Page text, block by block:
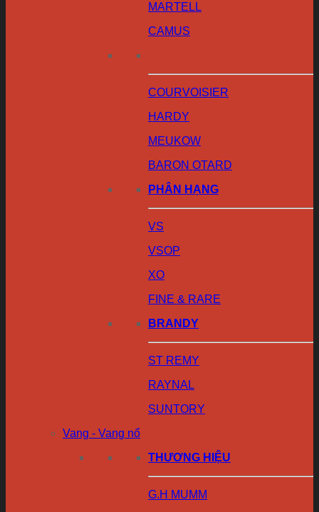
MARTELL
CAMUS
COURVOISIER
HARDY
MEUKOW
BARON OTARD
PHÂN HẠNG
VS
VSOP
XO
FINE & RARE
BRANDY
ST REMY
RAYNAL
SUNTORY
Vang - Vang nổ
THƯƠNG HIỆU
G.H MUMM